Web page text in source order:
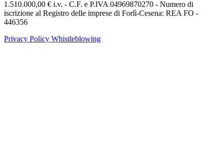
1.510.000,00 € i.v. - C.F. e P.IVA 04969870270 - Numero di
iscrizione al Registro delle imprese di Forlì-Cesena: REA FO -
446356
Privacy Policy Whistleblowing